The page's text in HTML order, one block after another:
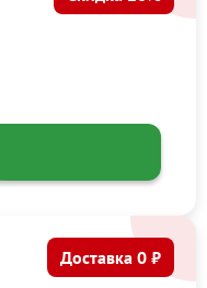
Доставка 0 ₽